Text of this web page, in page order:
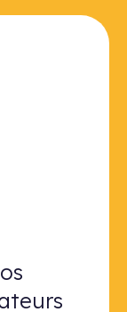
clients